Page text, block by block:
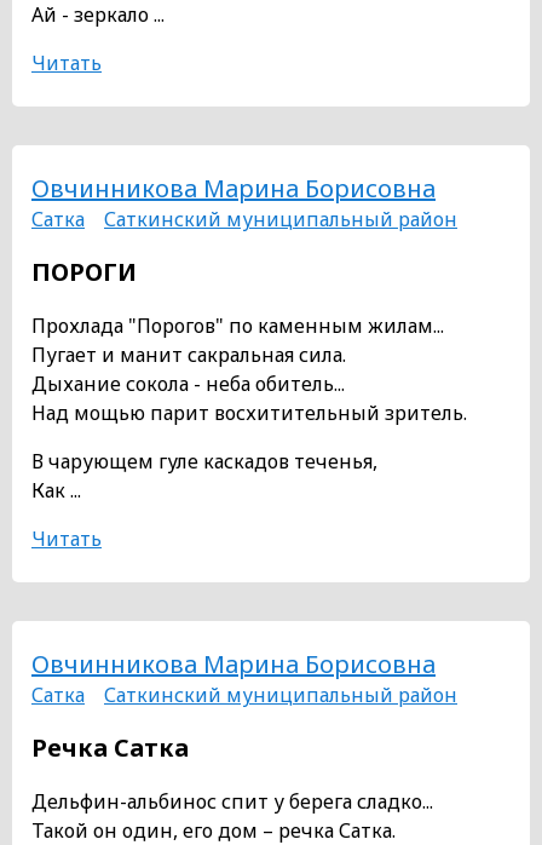
Ай - зеркало ...
Читать
Овчинникова Марина Борисовна
Сатка Саткинский муниципальный район
ПОРОГИ
Прохлада "Порогов" по каменным жилам...
Пугает и манит сакральная сила.
Дыхание сокола - неба обитель...
Над мощью парит восхитительный зритель.
В чарующем гуле каскадов теченья,
Как ...
Читать
Овчинникова Марина Борисовна
Сатка Саткинский муниципальный район
Речка Сатка
Дельфин-альбинос спит у берега сладко...
Такой он один, его дом – речка Сатка.